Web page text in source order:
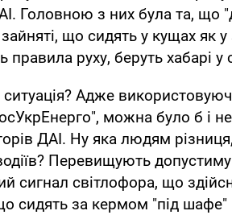
Головною з них була та, що
що сидять у кущах як у
правила руху, беруть хабарі
Адже
можна було б і
ДАІ. Ну яка людям
Перевищують
сигнал світлофора, що
сидять за кермом "під шафе"